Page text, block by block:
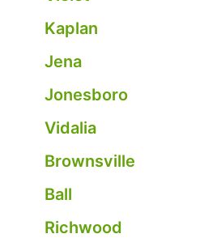
Kaplan
Jena
Jonesboro
Vidalia
Brownsville
Ball
Richwood